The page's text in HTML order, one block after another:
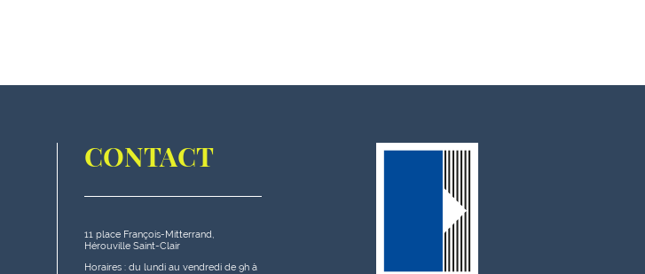
CONTACT
11 place François-Mitterrand,
Hérouville Saint-Clair
Horaires : du lundi au vendredi de 9h à